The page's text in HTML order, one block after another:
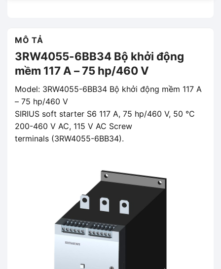
MÔ TẢ
3RW4055-6BB34 Bộ khởi động
mềm 117 A – 75 hp/460 V
Model: 3RW4055-6BB34 Bộ khởi động mềm 117 A
– 75 hp/460 V
SIRIUS soft starter S6 117 A, 75 hp/460 V, 50 °C
200-460 V AC, 115 V AC Screw
terminals (3RW4055-6BB34).